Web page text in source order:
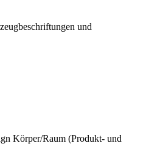
und
Körper/Raum (Produkt- und